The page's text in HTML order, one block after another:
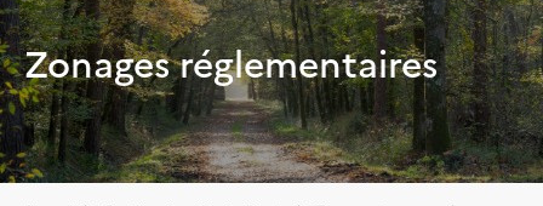
Zonages réglementaires